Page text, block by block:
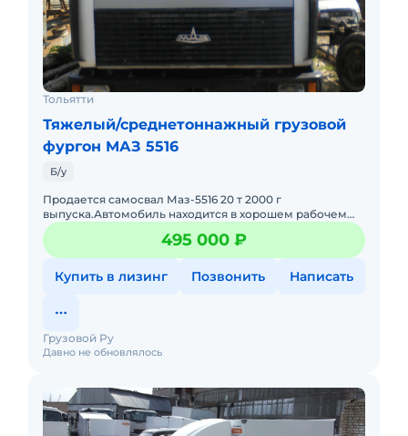
Тольятти
Тяжелый/среднетоннажный грузовой
фургон МАЗ 5516
Б/у
Продается самосвал Маз-5516 20 т 2000 г
выпуска.Автомобиль находится в хорошем рабочем
состоянии ,был в работе до конца сезона.На
автомобиле установлено много н
495 000 ₽
Купить в лизинг Позвонить Написать
Давно не обновлялось
Грузовой Ру